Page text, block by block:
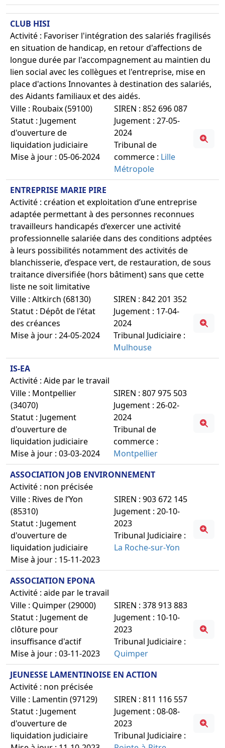
CLUB HISI
Activité : Favoriser l'intégration des salariés fragilisés
en situation de handicap, en retour d'affections de
longue durée par l'accompagnement au maintien du
lien social avec les collègues et l'entreprise, mise en
place d'actions Innovantes à destination des salariés,
des Aidants familiaux et des aidés.
Ville : Roubaix (59100)
Statut : Jugement
d'ouverture de
liquidation judiciaire
Mise à jour : 05-06-2024
SIREN : 852 696 087
Jugement : 27-05-
2024
Tribunal de
commerce : Lille
Métropole
ENTREPRISE MARIE PIRE
Activité : création et exploitation d’une entreprise
adaptée permettant à des personnes reconnues
travailleurs handicapés d’exercer une activité
professionnelle salariée dans des conditions adptées
à leurs possibilités notamment des activités de
blanchisserie, d’espace vert, de restauration, de sous
traitance diversifiée (hors bâtiment) sans que cette
liste ne soit limitative
Ville : Altkirch (68130)
Statut : Dépôt de l'état
des créances
Mise à jour : 24-05-2024
SIREN : 842 201 352
Jugement : 17-04-
2024
Tribunal Judiciaire :
Mulhouse
IS-EA
Activité : Aide par le travail
Ville : Montpellier
(34070)
Statut : Jugement
d'ouverture de
liquidation judiciaire
Mise à jour : 03-03-2024
SIREN : 807 975 503
Jugement : 26-02-
2024
Tribunal de
commerce :
Montpellier
ASSOCIATION JOB ENVIRONNEMENT
Activité : non précisée
Ville : Rives de l’Yon
(85310)
Statut : Jugement
d'ouverture de
liquidation judiciaire
Mise à jour : 15-11-2023
SIREN : 903 672 145
Jugement : 20-10-
2023
Tribunal Judiciaire :
La Roche-sur-Yon
ASSOCIATION EPONA
Activité : aide par le travail
Ville : Quimper (29000)
Statut : Jugement de
clôture pour
insuffisance d'actif
Mise à jour : 03-11-2023
SIREN : 378 913 883
Jugement : 10-10-
2023
Tribunal Judiciaire :
Quimper
JEUNESSE LAMENTINOISE EN ACTION
Activité : non précisée
Ville : Lamentin (97129)
Statut : Jugement
d'ouverture de
liquidation judiciaire
SIREN : 811 116 557
Jugement : 08-08-
2023
Tribunal Judiciaire :